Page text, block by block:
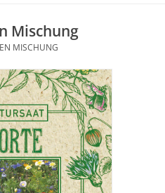
Mischung
MISCHUNG